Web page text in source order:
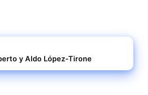
y Aldo López-Tirone